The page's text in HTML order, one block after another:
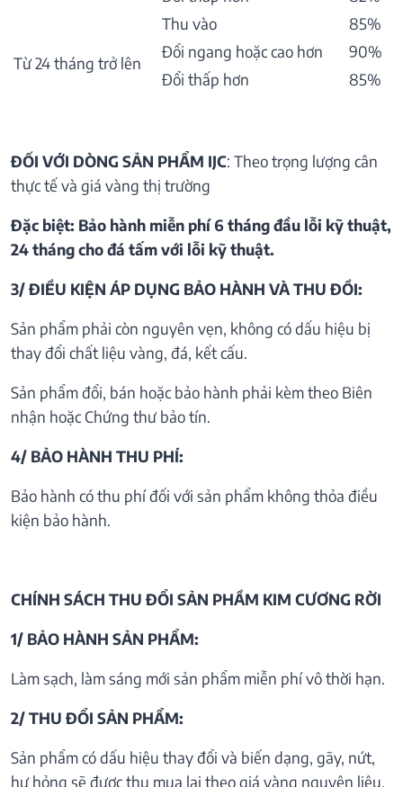
Từ 24 tháng trở lên
Thu vào
85%
Đổi ngang hoặc cao hơn
90%
Đổi thấp hơn
85%
ĐỐI VỚI DÒNG SẢN PHẨM IJC: Theo trọng lượng cân
thực tế và giá vàng thị trường
Đặc biệt: Bảo hành miễn phí 6 tháng đầu lỗi kỹ thuật,
24 tháng cho đá tấm với lỗi kỹ thuật.
3/ ĐIỀU KIỆN ÁP DỤNG BẢO HÀNH VÀ THU ĐỒI:
Sản phẩm phải còn nguyên vẹn, không có dấu hiệu bị
thay đổi chất liệu vàng, đá, kết cấu.
Sản phẩm đổi, bán hoặc bảo hành phải kèm theo Biên
nhận hoặc Chứng thư bảo tín.
4/ BẢO HÀNH THU PHÍ:
Bảo hành có thu phí đối với sản phẩm không thỏa điều
kiện bảo hành.
CHÍNH SÁCH THU ĐỔI SẢN PHẦM KIM CƯƠNG RỜI
1/ BẢO HÀNH SẢN PHẨM:
Làm sạch, làm sáng mới sản phẩm miễn phí vô thời hạn.
2/ THU ĐỔI SẢN PHẨM:
Sản phẩm có dấu hiệu thay đổi và biến dạng, gãy, nứt,
hư hỏng sẽ được thu mua lại theo giá vàng nguyên liệu.